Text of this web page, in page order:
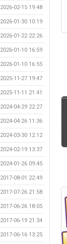
2026-02-15 19:48
2026-01-30 10:19
2026-01-22 22:26
2026-01-10 16:59
2026-01-10 16:55
2025-11-27 19:47
2025-11-11 21:41
2024-04-29 22:27
2024-04-26 11:36
2024-03-30 12:12
2024-02-19 13:37
2024-01-26 09:45
2017-08-01 22:49
2017-07-26 21:58
2017-06-26 18:05
2017-06-19 21:34
2017-06-16 13:25